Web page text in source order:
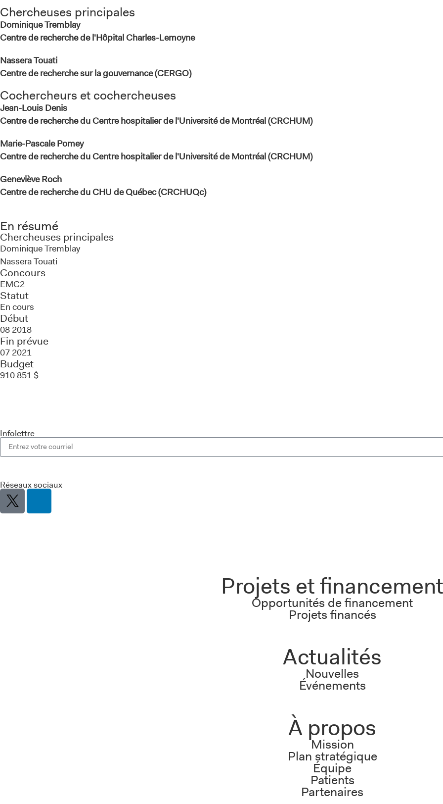
Chercheuses principales
Dominique Tremblay
Centre de recherche de l'Hôpital Charles-Lemoyne
Nassera Touati
Centre de recherche sur la gouvernance (CERGO)
Cochercheurs et cochercheuses
Jean-Louis Denis
Centre de recherche du Centre hospitalier de l'Université de Montréal (CRCHUM)
Marie-Pascale Pomey
Centre de recherche du Centre hospitalier de l'Université de Montréal (CRCHUM)
Geneviève Roch
Centre de recherche du CHU de Québec (CRCHUQc)
En résumé
Chercheuses principales
Dominique Tremblay
Nassera Touati
Concours
EMC2
Statut
En cours
Début
08 2018
Fin prévue
07 2021
Budget
910 851 $
Infolettre
Réseaux sociaux
Projets et financement
Opportunités de financement
Projets financés
Actualités
Nouvelles
Événements
À propos
Mission
Plan stratégique
Équipe
Patients
Partenaires